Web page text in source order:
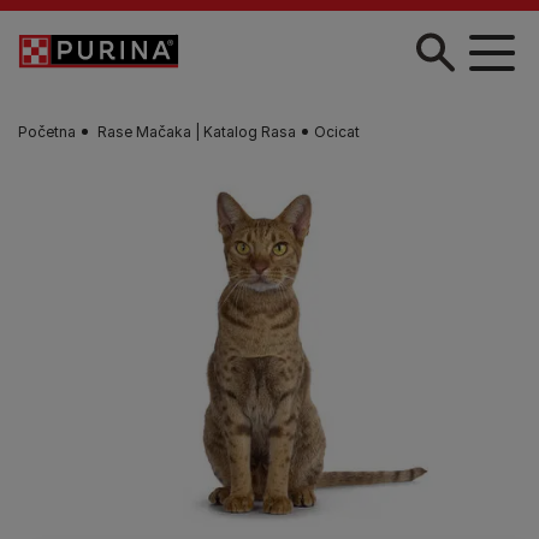
Skip to main content
Početna Rase Mačaka | Katalog Rasa Ocicat